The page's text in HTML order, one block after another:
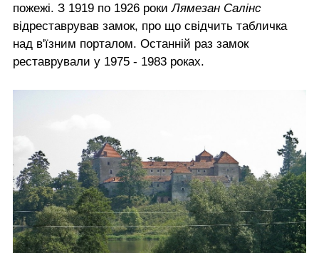
пожежі. З 1919 по 1926 рокиЛямезан Салінс
відреставрував замок, про що свідчить табличка
над в'їзним порталом. Останній раз замок
реставрували у 1975 - 1983 роках.